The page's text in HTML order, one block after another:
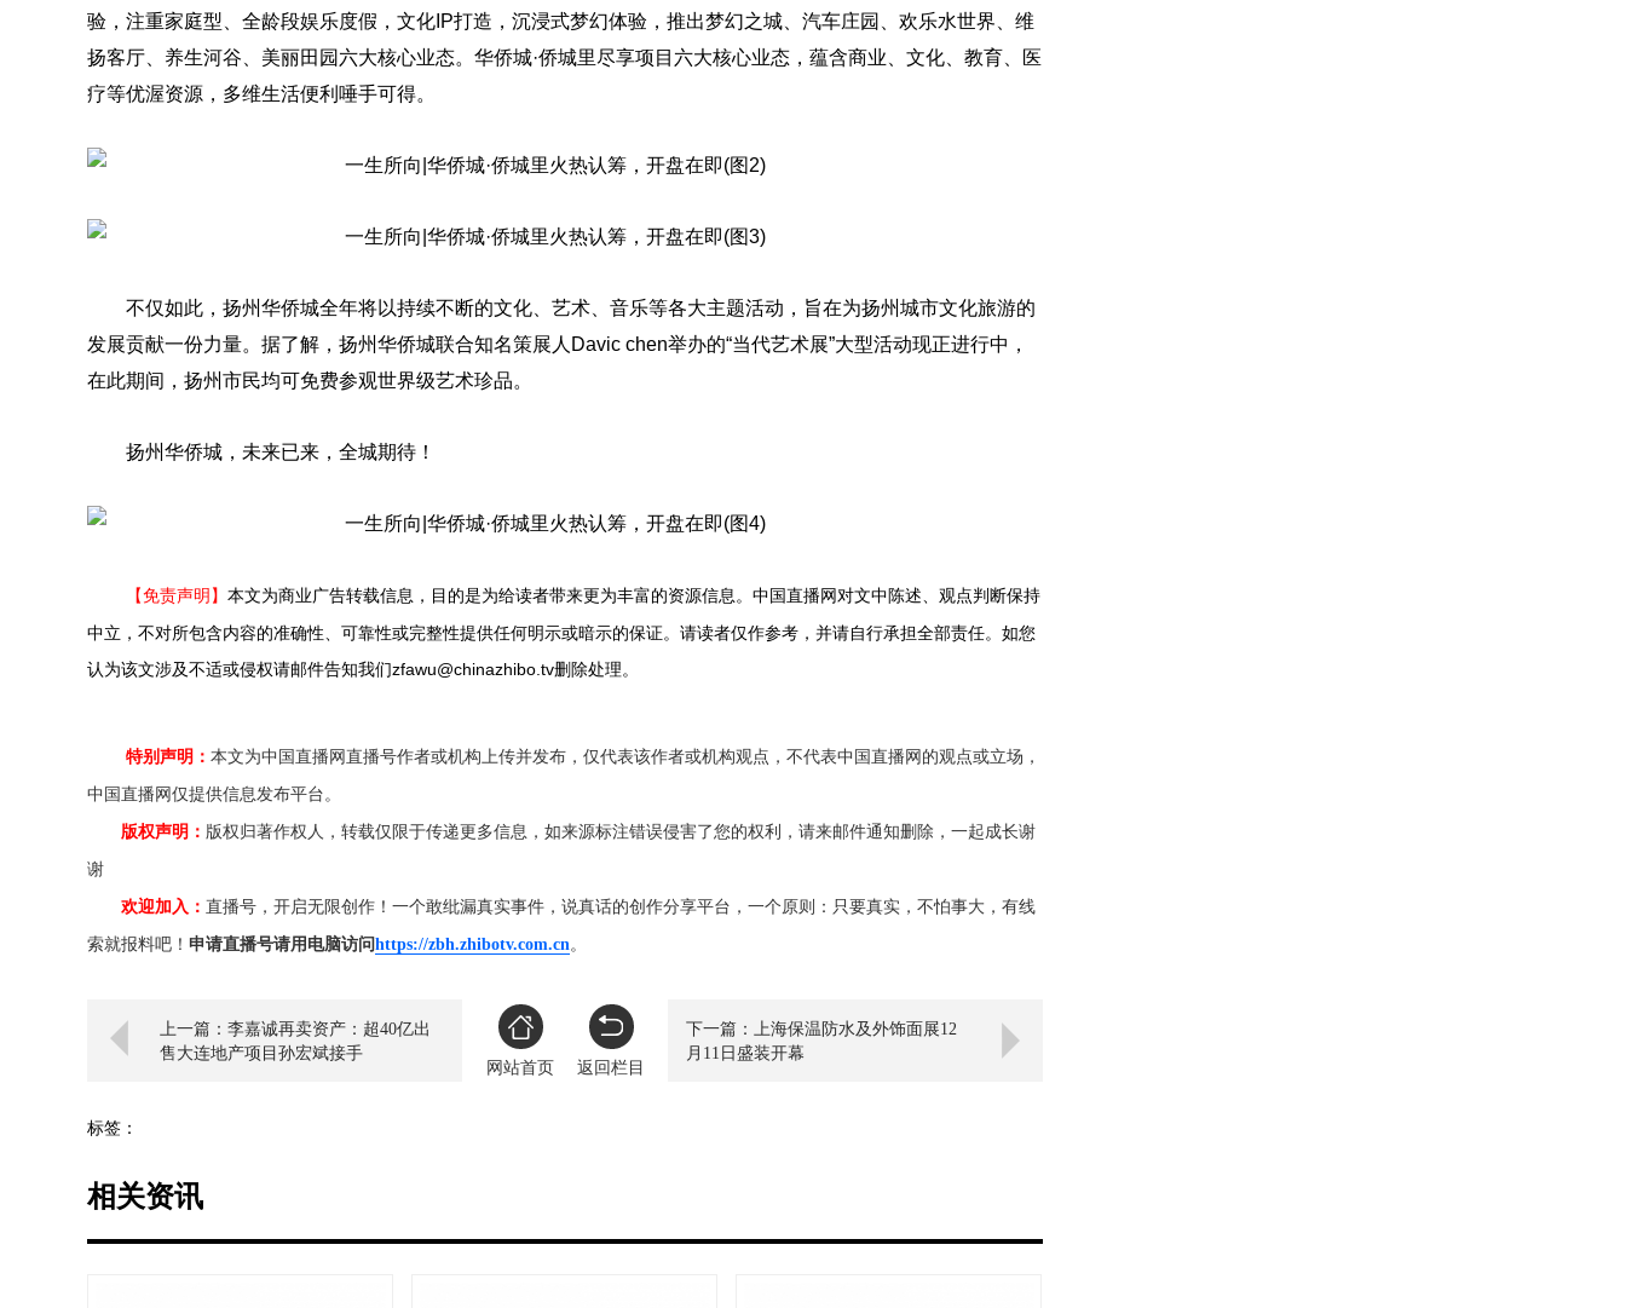
验，注重家庭型、全龄段娱乐度假，文化IP打造，沉浸式梦幻体验，推出梦幻之城、汽车庄园、欢乐水世界、维
扬客厅、养生河谷、美丽田园六大核心业态。华侨城·侨城里尽享项目六大核心业态，蕴含商业、文化、教育、医
疗等优渥资源，多维生活便利唾手可得。
不仅如此，扬州华侨城全年将以持续不断的文化、艺术、音乐等各大主题活动，旨在为扬州城市文化旅游的
发展贡献一份力量。据了解，扬州华侨城联合知名策展人Davic chen举办的“当代艺术展”大型活动现正进行中，
在此期间，扬州市民均可免费参观世界级艺术珍品。
扬州华侨城，未来已来，全城期待！
【免责声明】 本文为商业广告转载信息，目的是为给读者带来更为丰富的资源信息。中国直播网对文中陈述、观点判断保持
中立，不对所包含内容的准确性、可靠性或完整性提供任何明示或暗示的保证。请读者仅作参考，并请自行承担全部责任。如您
认为该文涉及不适或侵权请邮件告知我们zfawu@chinazhibo.tv删除处理。
特别声明： 本文为中国直播网直播号作者或机构上传并发布，仅代表该作者或机构观点，不代表中国直播网的观点或立场，
中国直播网仅提供信息发布平台。
版权声明： 版权归著作权人，转载仅限于传递更多信息，如来源标注错误侵害了您的权利，请来邮件通知删除，一起成长谢
谢
欢迎加入： 直播号，开启无限创作！一个敢纰漏真实事件，说真话的创作分享平台，一个原则：只要真实，不怕事大，有线
索就报料吧！ 申请直播号请用电脑访问https://zbh.zhibotv.com.cn。
上一篇：李嘉诚再卖资产：超40亿出
售大连地产项目孙宏斌接手
网站首页
返回栏目
下一篇：上海保温防水及外饰面展12
月11日盛装开幕
标签：
相关资讯